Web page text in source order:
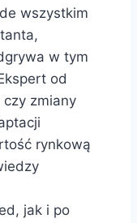
wszystkim
w tym
od
czy zmiany
rynkową
jak i po